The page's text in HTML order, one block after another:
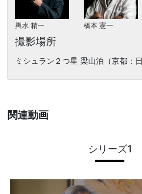
輿水 精一 橋本 憲一
撮影場所
ミシュラン２つ星 梁山泊（京都：日
関連動画
シリーズ1